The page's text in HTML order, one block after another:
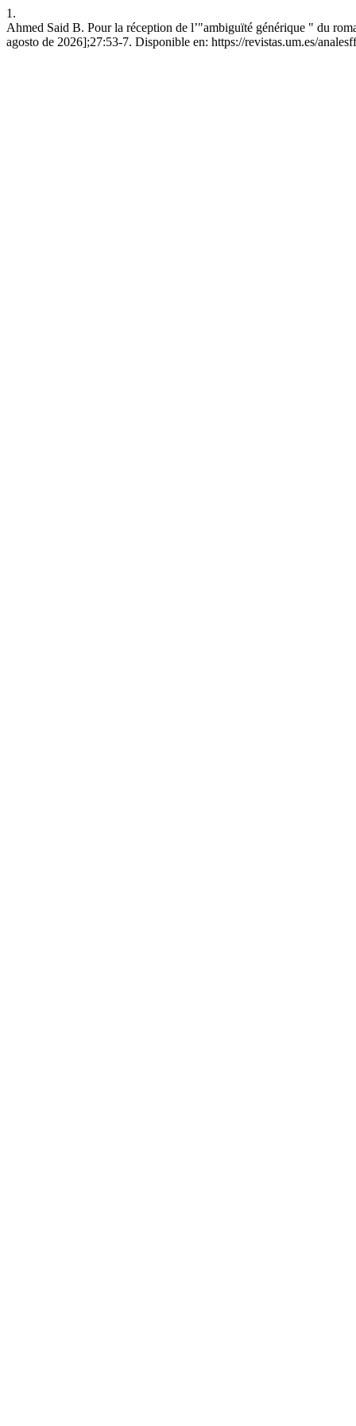
1.
Ahmed Said B. Pour la réception de l’"ambiguïté générique " du
agosto de 2026];27:53-7. Disponible en: https://revistas.um.es/